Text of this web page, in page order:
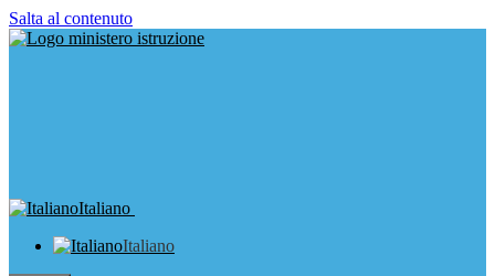
Salta al contenuto
Italiano
Italiano